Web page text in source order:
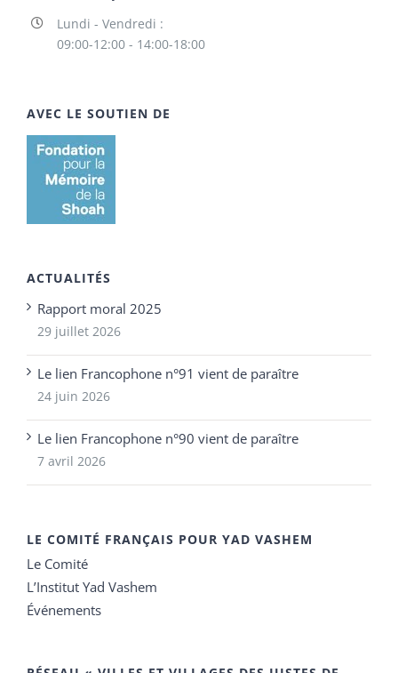
Lundi - Vendredi :
09:00-12:00 - 14:00-18:00
AVEC LE SOUTIEN DE
ACTUALITÉS
Rapport moral 2025
29 juillet 2026
Le lien Francophone n°91 vient de paraître
24 juin 2026
Le lien Francophone n°90 vient de paraître
7 avril 2026
LE COMITÉ FRANÇAIS POUR YAD VASHEM
Le Comité
L’Institut Yad Vashem
Événements